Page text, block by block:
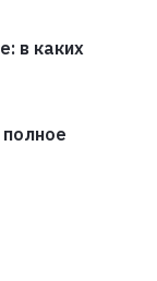
в каких